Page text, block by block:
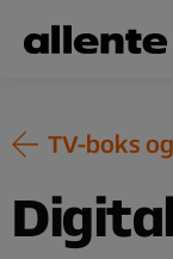
TV-boks